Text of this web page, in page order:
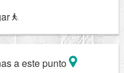
a este punto